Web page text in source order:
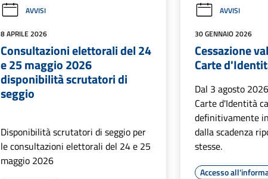
AVVISI
8 APRILE 2026
Consultazioni elettorali del 24
e 25 maggio 2026
disponibilità scrutatori di
seggio
Disponibilità scrutatori di seggio per
le consultazioni elettorali del 24 e 25
maggio 2026
AVVISI
30 GENNAIO 2026
Cessazione
Carte
Dal 3 agosto
Carte d'Identità
definitivamente
dalla scadenza
stesse.
Accesso